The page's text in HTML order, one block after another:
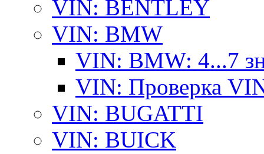
VIN: BENTLEY
VIN: BMW
VIN: BMW: 4...7
VIN: Проверка
VIN: BUGATTI
VIN: BUICK